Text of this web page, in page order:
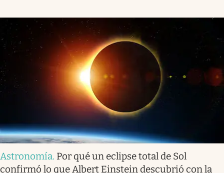
Astronomía. Por qué un eclipse total de Sol
confirmó lo que Albert Einstein descubrió con la